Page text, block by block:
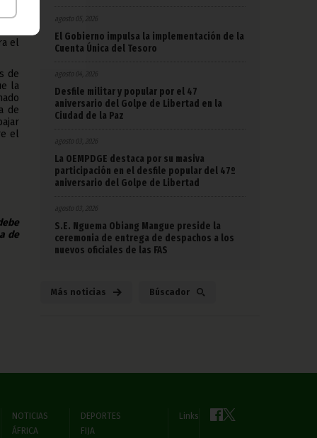
los
el
de
la
de
el
de
agosto 05, 2026
El Gobierno impulsa la implementación de la
Cuenta Única del Tesoro
agosto 04, 2026
Desfile militar y popular por el 47
aniversario del Golpe de Libertad en la
Ciudad de la Paz
agosto 03, 2026
La OEMPDGE destaca por su masiva
participación en el desfile popular del 47º
aniversario del Golpe de Libertad
agosto 03, 2026
S.E. Nguema Obiang Mangue preside la
ceremonia de entrega de despachos a los
nuevos oficiales de las FAS
Más noticias Búscador
NOTICIAS
ÁFRICA
DEPORTES
FIJA
Links